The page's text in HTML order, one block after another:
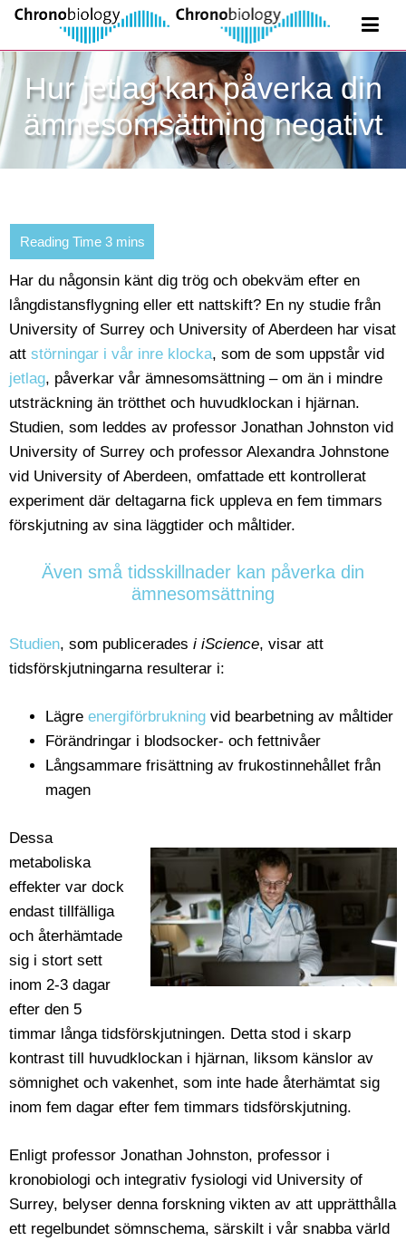
Hur jetlag kan påverka din
ämnesomsättning negativt
Har du någonsin känt dig trög och obekväm efter en
långdistansflygning eller ett nattskift? En ny studie från
University of Surrey och University of Aberdeen har visat
att störningar i vår inre klocka, som de som uppstår vid
jetlag, påverkar vår ämnesomsättning – om än i mindre
utsträckning än trötthet och huvudklockan i hjärnan.
Studien, som leddes av professor Jonathan Johnston vid
University of Surrey och professor Alexandra Johnstone
vid University of Aberdeen, omfattade ett kontrollerat
experiment där deltagarna fick uppleva en fem timmars
förskjutning av sina läggtider och måltider.
Även små tidsskillnader kan påverka din
ämnesomsättning
Studien, som publicerades i iScience, visar att
tidsförskjutningarna resulterar i:
Lägre energiförbrukning vid bearbetning av måltider
Förändringar i blodsocker- och fettnivåer
Långsammare frisättning av frukostinnehållet från
magen
Dessa
metaboliska
effekter var dock
endast tillfälliga
och återhämtade
sig i stort sett
inom 2-3 dagar
efter den 5
timmar långa tidsförskjutningen. Detta stod i skarp
kontrast till huvudklockan i hjärnan, liksom känslor av
sömnighet och vakenhet, som inte hade återhämtat sig
inom fem dagar efter fem timmars tidsförskjutning.
Enligt professor Jonathan Johnston, professor i
kronobiologi och integrativ fysiologi vid University of
Surrey, belyser denna forskning vikten av att upprätthålla
ett regelbundet sömnschema, särskilt i vår snabba värld